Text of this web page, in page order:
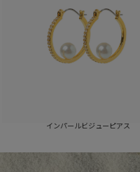
インパールビジューピアス